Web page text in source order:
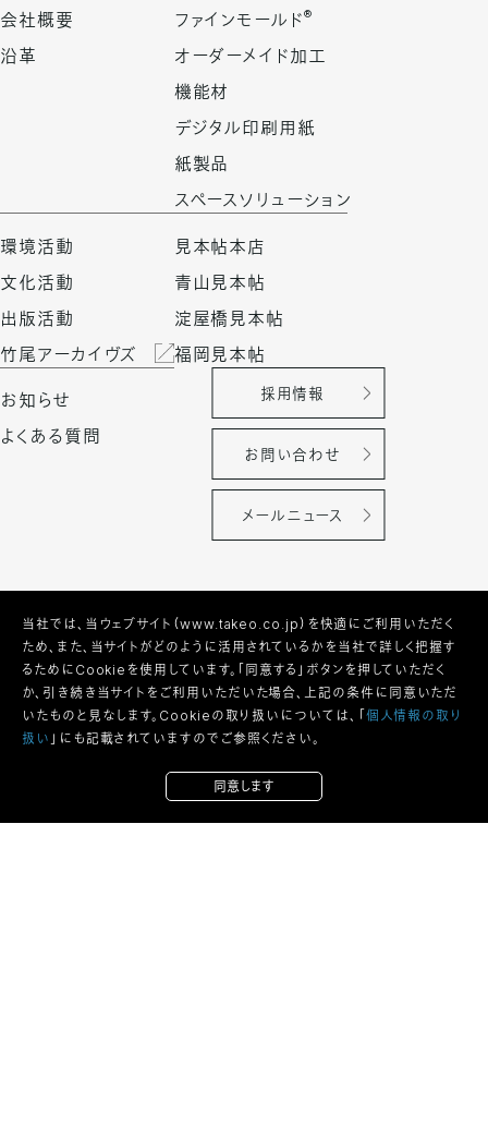
会社概要
沿革
ファインモールド®
オーダーメイド加工
機能材
デジタル印刷用紙
紙製品
スペースソリューション
環境活動
文化活動
出版活動
竹尾アーカイヴズ
見本帖本店
青山見本帖
淀屋橋見本帖
福岡見本帖
お知らせ
よくある質問
採用情報
お問い合わせ
メールニュース
当社では、当ウェブサイト（www.takeo.co.jp）を快適にご利用いただく
ため、また、当サイトがどのように活用されているかを当社で詳しく把握す
るためにCookieを使用しています。「同意する」ボタンを押していただく
か、引き続き当サイトをご利用いただいた場合、上記の条件に同意いただ
いたものと見なします。Cookieの取り扱いについては、「 個人情報の取り
扱い 」にも記載されていますのでご参照ください。
同意します